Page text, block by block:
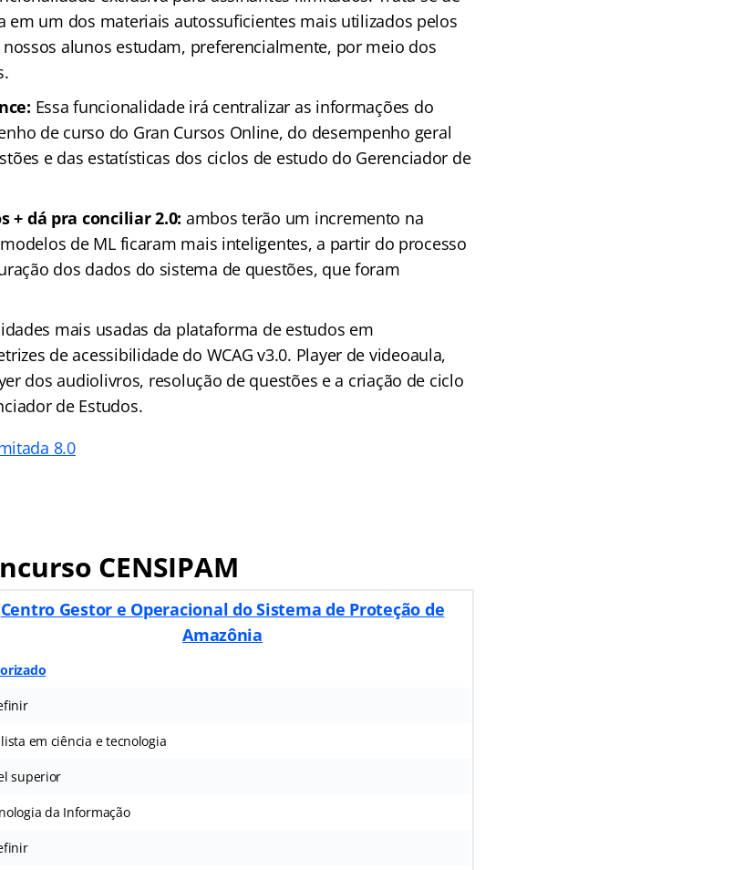
em um dos materiais autossuficientes mais utilizados pelos
nossos alunos estudam, preferencialmente, por meio dos
Essa funcionalidade irá centralizar as informações do
de curso do Gran Cursos Online, do desempenho geral
e das estatísticas dos ciclos de estudo do Gerenciador de
+ dá pra conciliar 2.0: ambos terão um incremento na
de ML ficaram mais inteligentes, a partir do processo
dos dados do sistema de questões, que foram
mais usadas da plataforma de estudos em
de acessibilidade do WCAG v3.0. Player de videoaula,
dos audiolivros, resolução de questões e a criação de ciclo
de Estudos.
8.0
CENSIPAM
Centro Gestor e Operacional do Sistema de Proteção de
Amazônia
em ciência e tecnologia
superior
da Informação